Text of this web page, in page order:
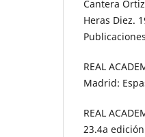
Cantera
Heras Diez.
REAL
Madrid:
REAL
23.4a